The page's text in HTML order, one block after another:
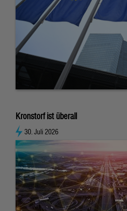
Kronstorf ist überall
30. Juli 2026